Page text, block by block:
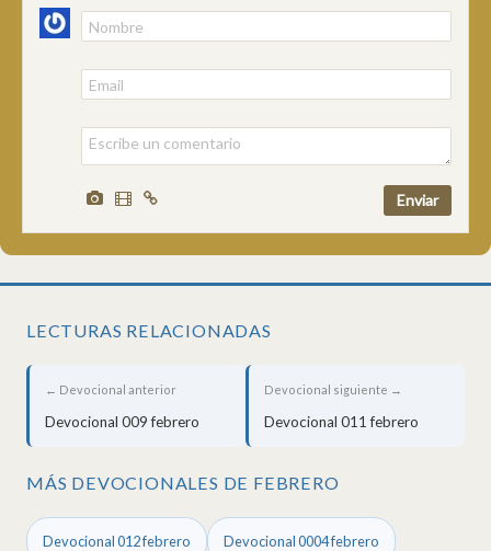
LECTURAS RELACIONADAS
← Devocional anterior
Devocional 009 febrero
Devocional siguiente →
Devocional 011 febrero
MÁS DEVOCIONALES DE FEBRERO
Devocional 012 febrero Devocional 0004 febrero